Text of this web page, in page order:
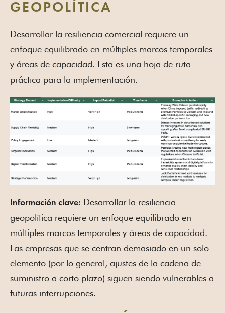
GEOPOLÍTICA
Desarrollar la resiliencia comercial requiere un
enfoque equilibrado en múltiples marcos temporales
y áreas de capacidad. Esta es una hoja de ruta
práctica para la implementación.
Información clave: Desarrollar la resiliencia
geopolítica requiere un enfoque equilibrado en
múltiples marcos temporales y áreas de capacidad.
Las empresas que se centran demasiado en un solo
elemento (por lo general, ajustes de la cadena de
suministro a corto plazo) siguen siendo vulnerables a
futuras interrupciones.